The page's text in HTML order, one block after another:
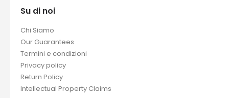
Su di noi
Chi Siamo
Our Guarantees
Termini e condizioni
Privacy policy
Return Policy